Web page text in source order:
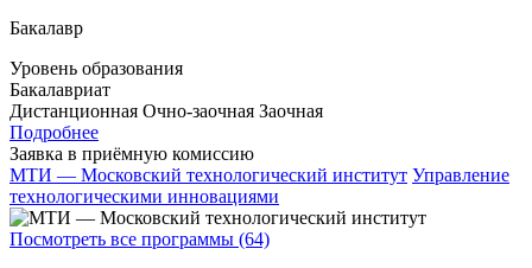
Бакалавр
Уровень образования
Бакалавриат
Дистанционная Очно-заочная Заочная
Подробнее
Заявка в приёмную комиссию
МТИ — Московский технологический институт Управление
технологическими инновациями
Посмотреть все программы (64)